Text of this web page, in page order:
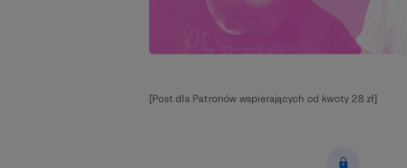
[Post dla Patronów wspierających od kwoty 28 zł]